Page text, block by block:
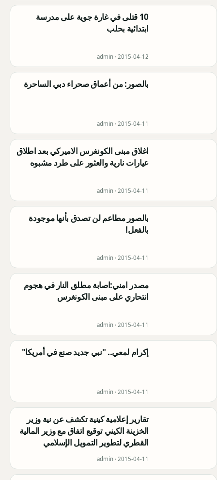
10 قتلى في غارة جوية على مدرسة
ابتدائية بحلب
admin · 2015-04-12
بالصور: من أعماق صحراء دبي الساحرة
admin · 2015-04-11
اغلاق مبنى الكونغرس الاميركي بعد اطلاق
عيارات نارية والعثور على طرد مشبوه
admin · 2015-04-11
بالصور مطاعم لن تصدق بأنها موجودة
بالفعل!
admin · 2015-04-11
مصدر امني:اصابة مطلق النار في هجوم
انتحاري على مبنى الكونغرس
admin · 2015-04-11
إكرام لمعي.. "نبي جديد صنع في أمريكا"
admin · 2015-04-11
تقارير إعلامية كينية تكشف عن نية وزير
الخزينة الكيني توقيع اتفاق مع وزير المالية
القطري لتطوير التمويل الإسلامي
admin · 2015-04-11